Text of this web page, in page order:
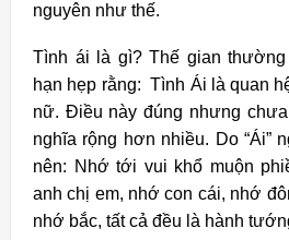
nguyên như thế.
Tình ái là gì? Thế gian thường
hạn hẹp rằng: Tình Ái là quan
nữ. Điều này đúng nhưng
nghĩa rộng hơn nhiều. Do “Ái”
nên: Nhớ tới vui khổ muộn
anh chị em, nhớ con cái, nhớ
nhớ bắc, tất cả đều là hành